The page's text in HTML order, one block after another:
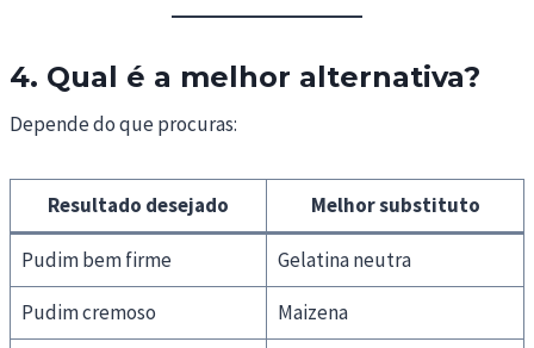
4. Qual é a melhor alternativa?
Depende do que procuras:
Resultado desejado Melhor substituto
Pudim bem firme
Gelatina neutra
Pudim cremoso
Maizena